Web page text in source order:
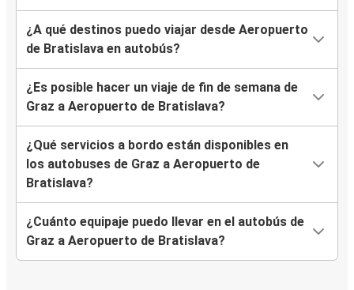
¿A qué destinos puedo viajar desde Aeropuerto
de Bratislava en autobús?
¿Es posible hacer un viaje de fin de semana de
Graz a Aeropuerto de Bratislava?
¿Qué servicios a bordo están disponibles en
los autobuses de Graz a Aeropuerto de
Bratislava?
¿Cuánto equipaje puedo llevar en el autobús de
Graz a Aeropuerto de Bratislava?